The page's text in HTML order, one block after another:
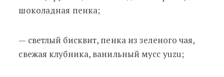
шоколадная пенка;
— светлый бисквит, пенка из зеленого чая,
свежая клубника, ванильный мусс yuzu;